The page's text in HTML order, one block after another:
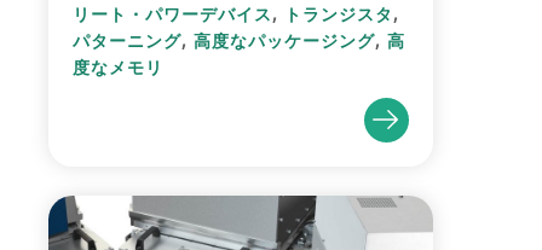
リート・パワーデバイス, トランジスタ ,
パターニング, 高度なパッケージング, 高
度なメモリ